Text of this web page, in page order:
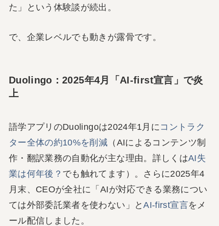
た」という体験談が続出。
で、企業レベルでも動きが露骨です。
Duolingo：2025年4月「AI-first宣言」で炎
上
語学アプリのDuolingoは2024年1月にコントラク
ター全体の約10%を削減 （AIによるコンテンツ制
作・翻訳業務の自動化が主な理由。詳しくはAI失
業は何年後？ でも触れてます）。さらに2025年4
月末、CEOが全社に「AIが対応できる業務につい
ては外部委託業者を使わない」とAI-first宣言をメ
ール配信しました。